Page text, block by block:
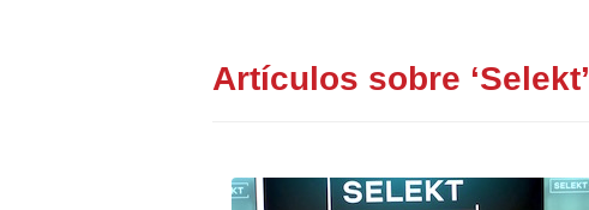
Artículos sobre ‘Selekt’